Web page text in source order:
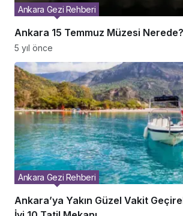
Ankara 15 Temmuz Müzesi
Ankara Gezi Rehberi
5 yıl önce
Ankara’ya Yakın Güzel Vakit
Ankara Gezi Rehberi